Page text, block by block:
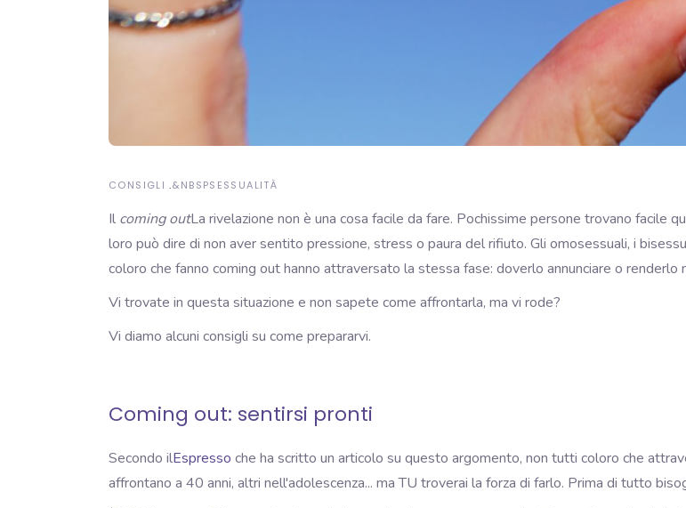
CONSIGLI &NBSPSESSUALITÀ
Il coming outLa rivelazione non è una cosa facile da fare. Pochissime persone trovano facile
loro può dire di non aver sentito pressione, stress o paura del rifiuto. Gli omosessuali, i
coloro che fanno coming out hanno attraversato la stessa fase: doverlo annunciare o renderlo
Vi trovate in questa situazione e non sapete come affrontarla, ma vi rode?
Vi diamo alcuni consigli su come prepararvi.
Coming out: sentirsi pronti
Secondo ilEspresso che ha scritto un articolo su questo argomento, non tutti coloro che
affrontano a 40 anni, altri nell'adolescenza... ma TU troverai la forza di farlo. Prima di tutto